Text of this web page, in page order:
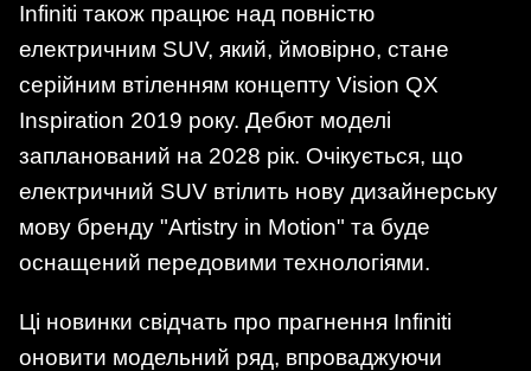
Infiniti також працює над повністю
електричним SUV, який, ймовірно, стане
серійним втіленням концепту Vision QX
Inspiration 2019 року. Дебют моделі
запланований на 2028 рік. Очікується, що
електричний SUV втілить нову дизайнерську
мову бренду "Artistry in Motion" та буде
оснащений передовими технологіями.
Ці новинки свідчать про прагнення Infiniti
оновити модельний ряд, впроваджуючи